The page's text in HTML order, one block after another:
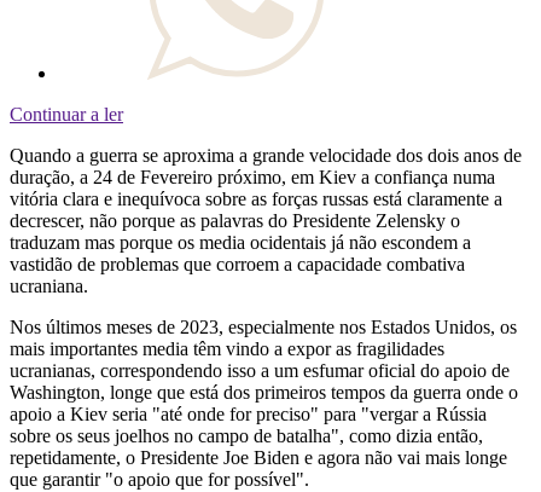
Continuar a ler
Quando a guerra se aproxima a grande velocidade dos dois anos de
duração, a 24 de Fevereiro próximo, em Kiev a confiança numa
vitória clara e inequívoca sobre as forças russas está claramente a
decrescer, não porque as palavras do Presidente Zelensky o
traduzam mas porque os media ocidentais já não escondem a
vastidão de problemas que corroem a capacidade combativa
ucraniana.
Nos últimos meses de 2023, especialmente nos Estados Unidos, os
mais importantes media têm vindo a expor as fragilidades
ucranianas, correspondendo isso a um esfumar oficial do apoio de
Washington, longe que está dos primeiros tempos da guerra onde o
apoio a Kiev seria "até onde for preciso" para "vergar a Rússia
sobre os seus joelhos no campo de batalha", como dizia então,
repetidamente, o Presidente Joe Biden e agora não vai mais longe
que garantir "o apoio que for possível".